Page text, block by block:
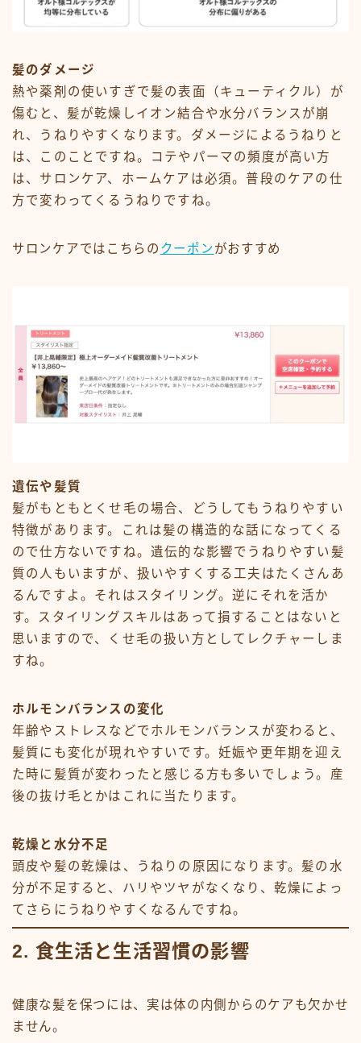
髪のダメージ
熱や薬剤の使いすぎで髪の表面（キューティクル）が
傷むと、髪が乾燥しイオン結合や水分バランスが崩
れ、うねりやすくなります。ダメージによるうねりと
は、このことですね。コテやパーマの頻度が高い方
は、サロンケア、ホームケアは必須。普段のケアの仕
方で変わってくるうねりですね。
サロンケアではこちらの クーポン がおすすめ
遺伝や髪質
髪がもともとくせ毛の場合、どうしてもうねりやすい
特徴があります。これは髪の構造的な話になってくる
ので仕方ないですね。遺伝的な影響でうねりやすい髪
質の人もいますが、扱いやすくする工夫はたくさんあ
るんですよ。それはスタイリング。逆にそれを活か
す。スタイリングスキルはあって損することはないと
思いますので、くせ毛の扱い方としてレクチャーしま
すね。
ホルモンバランスの変化
年齢やストレスなどでホルモンバランスが変わると、
髪質にも変化が現れやすいです。妊娠や更年期を迎え
た時に髪質が変わったと感じる方も多いでしょう。産
後の抜け毛とかはこれに当たります。
乾燥と水分不足
頭皮や髪の乾燥は、うねりの原因になります。髪の水
分が不足すると、ハリやツヤがなくなり、乾燥によっ
てさらにうねりやすくなるんですね。
2. 食生活と生活習慣の影響
健康な髪を保つには、実は体の内側からのケアも欠かせ
ません。